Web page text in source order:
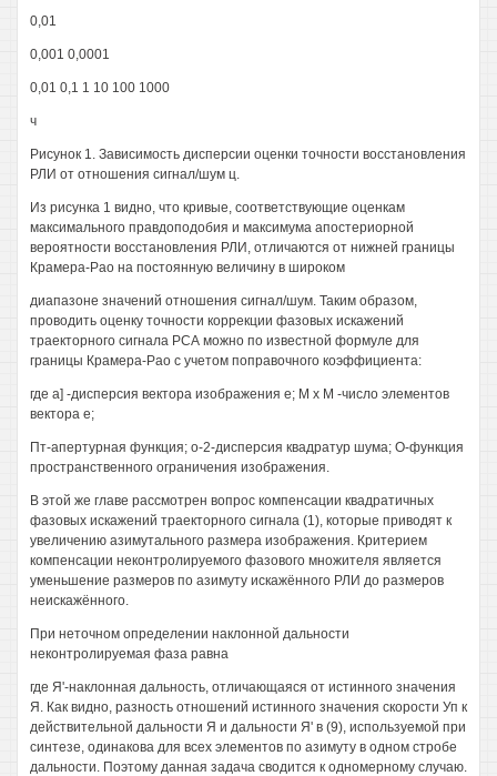
0,01
0,001 0,0001
0,01 0,1 1 10 100 1000
ч
Рисунок 1. Зависимость дисперсии оценки точности восстановления
РЛИ от отношения сигнал/шум ц.
Из рисунка 1 видно, что кривые, соответствующие оценкам
максимального правдоподобия и максимума апостериорной
вероятности восстановления РЛИ, отличаются от нижней границы
Крамера-Рао на постоянную величину в широком
диапазоне значений отношения сигнал/шум. Таким образом,
проводить оценку точности коррекции фазовых искажений
траекторного сигнала РСА можно по известной формуле для
границы Крамера-Рао с учетом поправочного коэффициента:
где а] -дисперсия вектора изображения е; М х М -число элементов
вектора е;
Пт-апертурная функция; о-2-дисперсия квадратур шума; О-функция
пространственного ограничения изображения.
В этой же главе рассмотрен вопрос компенсации квадратичных
фазовых искажений траекторного сигнала (1), которые приводят к
увеличению азимутального размера изображения. Критерием
компенсации неконтролируемого фазового множителя является
уменьшение размеров по азимуту искажённого РЛИ до размеров
неискажённого.
При неточном определении наклонной дальности
неконтролируемая фаза равна
где Я'-наклонная дальность, отличающаяся от истинного значения
Я. Как видно, разность отношений истинного значения скорости Уп к
действительной дальности Я и дальности Я' в (9), используемой при
синтезе, одинакова для всех элементов по азимуту в одном стробе
дальности. Поэтому данная задача сводится к одномерному случаю.